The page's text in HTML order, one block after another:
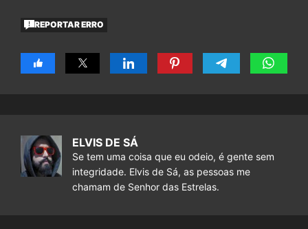
REPORTAR ERRO
ELVIS DE SÁ
Se tem uma coisa que eu odeio, é gente sem
integridade. Elvis de Sá, as pessoas me
chamam de Senhor das Estrelas.